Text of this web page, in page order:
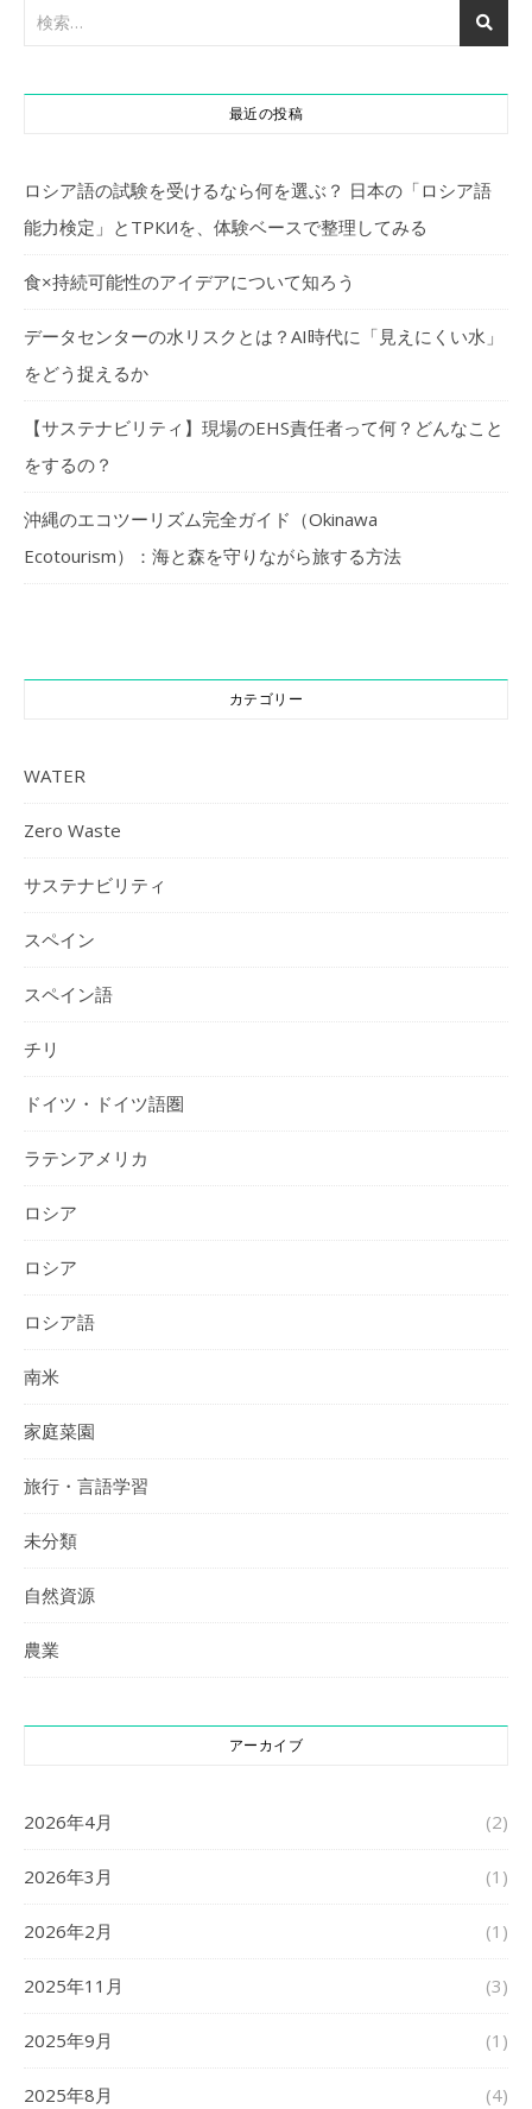
最近の投稿
ロシア語の試験を受けるなら何を選ぶ？ 日本の「ロシア語
能力検定」とТРКИを、体験ベースで整理してみる
食×持続可能性のアイデアについて知ろう
データセンターの水リスクとは？AI時代に「見えにくい水」
をどう捉えるか
【サステナビリティ】現場のEHS責任者って何？どんなこと
をするの？
沖縄のエコツーリズム完全ガイド（Okinawa
Ecotourism）：海と森を守りながら旅する方法
カテゴリー
WATER
Zero Waste
サステナビリティ
スペイン
スペイン語
チリ
ドイツ・ドイツ語圏
ラテンアメリカ
ロシア
ロシア
ロシア語
南米
家庭菜園
旅行・言語学習
未分類
自然資源
農業
アーカイブ
2026年4月 (2)
2026年3月 (1)
2026年2月 (1)
2025年11月 (3)
2025年9月 (1)
2025年8月 (4)